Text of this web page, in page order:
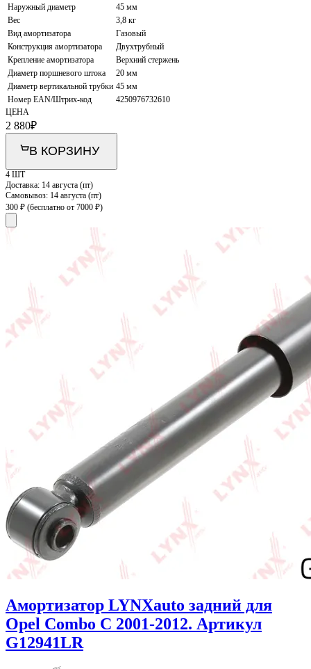
Наружный диаметр
45 мм
Вес
3,8 кг
Вид амортизатора
Газовый
Конструкция амортизатора
Двухтрубный
Крепление амортизатора
Верхний стержень
Диаметр поршневого штока
20 мм
Диаметр вертикальной трубки 45 мм
Номер EAN/Штрих-код
4250976732610
ЦЕНА
2 880₽
В КОРЗИНУ
4 ШТ
Доставка: 14 августа (пт)
Самовывоз: 14 августа (пт)
300 ₽ (бесплатно от 7000 ₽)
Амортизатор LYNXauto задний для
Opel Combo C 2001-2012. Артикул
G12941LR